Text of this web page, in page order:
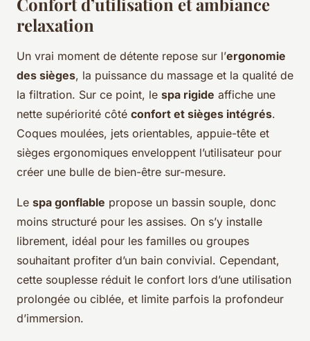
relaxation
Un vrai moment de détente repose sur l’ergonomie
des sièges, la puissance du massage et la qualité de
la filtration. Sur ce point, le spa rigide affiche une
nette supériorité côté confort et sièges intégrés.
Coques moulées, jets orientables, appuie-tête et
sièges ergonomiques enveloppent l’utilisateur pour
créer une bulle de bien-être sur-mesure.
Le spa gonflable propose un bassin souple, donc
moins structuré pour les assises. On s’y installe
librement, idéal pour les familles ou groupes
souhaitant profiter d’un bain convivial. Cependant,
cette souplesse réduit le confort lors d’une utilisation
prolongée ou ciblée, et limite parfois la profondeur
d’immersion.